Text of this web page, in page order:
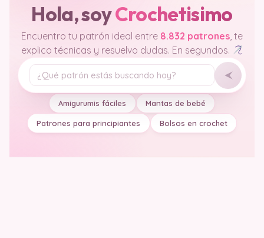
Hola, soyCrochetisimo
Encuentro tu patrón ideal entre 8.832 patrones, te
explico técnicas y resuelvo dudas. En segundos.
Tu pregunta
Amigurumis fáciles Mantas de bebé
Patrones para principiantes Bolsos en crochet